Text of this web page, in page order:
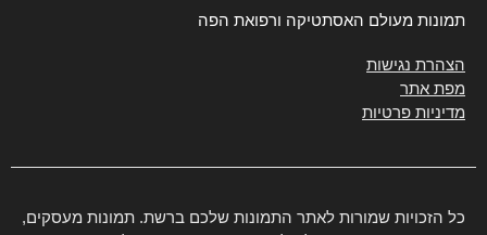
תמונות מעולם האסתטיקה ורפואת הפה
הצהרת נגישות
מפת אתר
מדיניות פרטיות
כל הזכויות שמורות לאתר התמונות שלכם ברשת. תמונות מעסקים,